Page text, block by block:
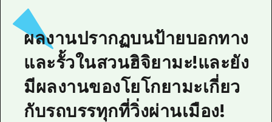
ผลงานปรากฏบนป้ายบอกทาง
และรั้วในสวนฮิจิยามะ!และยัง
มีผลงานของโยโกยามะเกี่ยว
กับรถบรรทุกที่วิ่งผ่านเมือง!